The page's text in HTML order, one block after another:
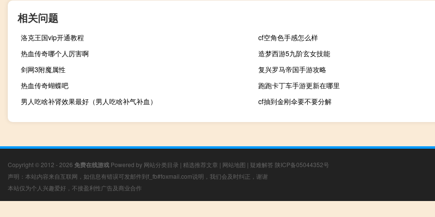
相关问题
洛克王国vip开通教程
cf空角色手感怎么样
热血传奇哪个人厉害啊
造梦西游5九阶玄女技能
剑网3附魔属性
复兴罗马帝国手游攻略
热血传奇蝴蝶吧
跑跑卡丁车手游更新在哪里
男人吃啥补肾效果最好（男人吃啥补气补血）
cf抽到金刚伞要不要分解
Copyright © 2012 - 2026 免费在线游戏 Powered by 网站分类目录 | 精选推荐文章 | 网站地图 | 疑难解答 陕ICP备05044352号
声明：本站内容来自互联网，如信息有错误可发邮件到f_fb#foxmail.com说明，我们会及时纠正，谢谢
本站仅为个人兴趣爱好，不接盈利性广告及商业合作